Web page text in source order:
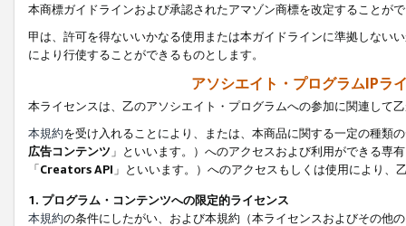
本商標ガイドラインおよび承認されたアマゾン商標を改定することが
甲は、許可を得ないいかなる使用または本ガイドラインに準拠しない
により行使することができるものとします。
アソシエイト・プログラムIPラ
本ライセンスは、乙のアソシエイト・プログラムへの参加に関連して
本規約を受け入れることにより、または、本商品に関する一定の種類
広告コンテンツ 」といいます。）へのアクセスおよび利用ができる専
「Creators API 」といいます。）へのアクセスもしくは使用により
1. プログラム・コンテンツへの限定的ライセンス
本規約の条件にしたがい、および本規約（本ライセンスおよびその他